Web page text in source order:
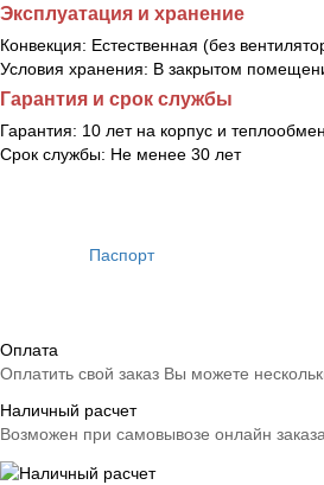
Эксплуатация и хранение
Конвекция: Естественная (без
Условия хранения: В закрытом
Гарантия и срок службы
Гарантия: 10 лет на корпус и
Срок службы: Не менее 30 лет
Паспорт
Оплата
Оплатить свой заказ Вы можете
Наличный расчет
Возможен при самовывозе онлайн